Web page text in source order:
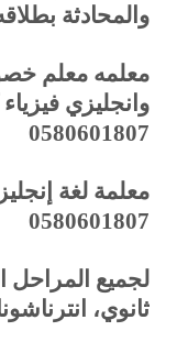
والمحادثة
معلمه معلم
وانجليزي فيزياء
0580601807
معلمة لغة
0580601807
لجميع المراحل
ثانوي،